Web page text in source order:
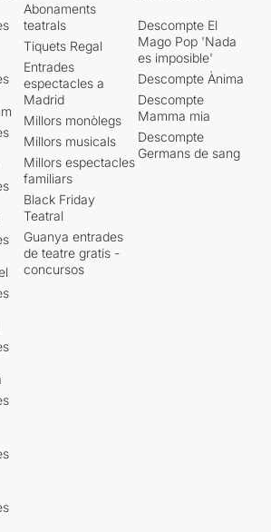
Abonaments
teatrals
Tiquets Regal
Entrades
espectacles a
Madrid
Millors monòlegs
Millors musicals
Millors espectacles
familiars
Black Friday
Teatral
Guanya entrades
de teatre gratis -
concursos
Descompte El
Mago Pop 'Nada
es imposible'
Descompte Ànima
Descompte
Mamma mia
Descompte
Germans de sang